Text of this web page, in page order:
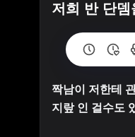
저희 반 단뎀
짝남이 저한테
지랖 인 걸수도